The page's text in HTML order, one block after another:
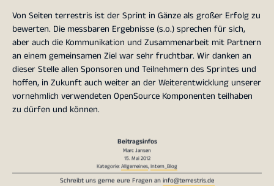
Von Seiten terrestris ist der Sprint in Gänze als großer Erfolg zu
bewerten. Die messbaren Ergebnisse (s.o.) sprechen für sich,
aber auch die Kommunikation und Zusammenarbeit mit Partnern
an einem gemeinsamen Ziel war sehr fruchtbar. Wir danken an
dieser Stelle allen Sponsoren und Teilnehmern des Sprintes und
hoffen, in Zukunft auch weiter an der Weiterentwicklung unserer
vornehmlich verwendeten OpenSource Komponenten teilhaben
zu dürfen und können.
Marc Jansen
15. Mai 2012
Allgemeines,
Schreibt uns gerne eure Fragen aninfo@terrestris.de